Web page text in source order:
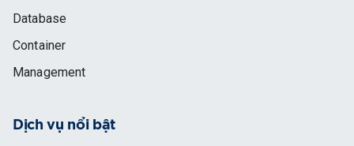
Database
Container
Management
Dịch vụ nổi bật